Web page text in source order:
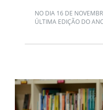
NO DIA 16 DE
ÚLTIMA EDIÇÃO DO